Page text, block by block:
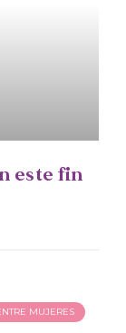
este fin
MUJERES